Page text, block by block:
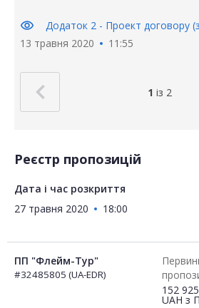
visibility
Додаток 2 - Проект договору
13 травня 2020
11:55
1 із 2
Реєстр пропозицій
Дата і час розкриття
27 травня 2020
18:00
ПП "Флейм-Тур"
#32485805 (UA-EDR)
152
UAH з